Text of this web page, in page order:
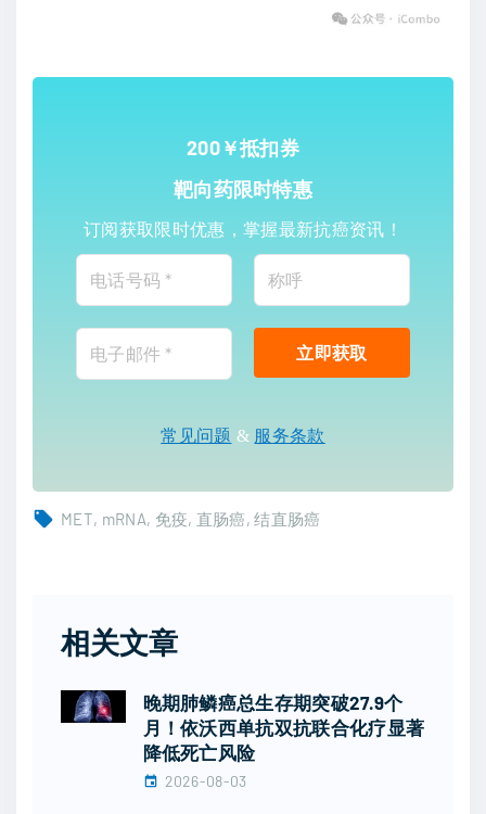
200￥抵扣券
靶向药限时特惠
订阅获取限时优惠，掌握最新抗癌资讯！
常见问题 & 服务条款
MET mRNA 免疫 直肠癌 结直肠癌
相关文章
晚期肺鳞癌总生存期突破27.9个
月！依沃西单抗双抗联合化疗显著
降低死亡风险
2026-08-03